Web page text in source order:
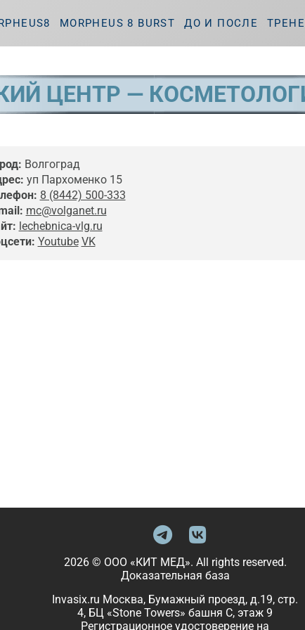
MORPHEUS 8 BURST ДО И ПОСЛЕ
ЦЕНТР —
Волгоград
уп Пархоменко 15
8 (8442) 500-333
mc@volganet.ru
lechebnica-vlg.ru
Youtube VK
2026 © ООО «КИТ МЕД». All rights reserved.
Доказательная база
Invasix.ru Москва, Бумажный проезд, д.19, стр.
4, БЦ «Stone Towers» башня C, этаж 9
Регистрационное удостоверение на